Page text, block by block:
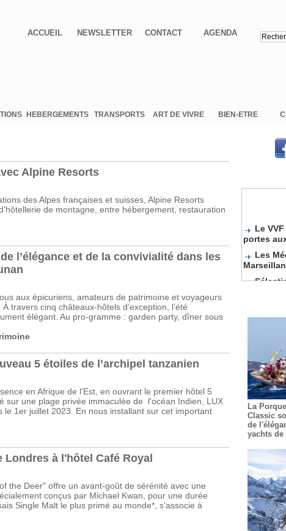
ACCUEIL NEWSLETTER CONTACT AGENDA
HEBERGEMENTS TRANSPORTS ART DE VIVRE BIEN-ETRE
Alpine Resorts
des Alpes françaises et suisses, Alpine Resorts
de montagne, entre hébergement, restauration
l’élégance et de la convivialité dans les
aux épicuriens, amateurs de patrimoine et voyageurs
travers cinq châteaux-hôtels d’exception, l’été
élégant. Au pro-gramme : garden party, dîner sous
5 étoiles de l’archipel tanzanien
en Afrique de l'Est, en ouvrant le premier hôtel 5
sur une plage privée immaculée de l'océan Indien, LUX
1er juillet 2023. En nous installant sur cet important
à l'hôtel Café Royal
the Deer" offre un avant-goût de sérénité avec une
conçus par Michael Kwan, pour une durée
Single Malt le plus primé au monde*, s’associe à
portes
De
Les
La
Guide
La
Classic
de
yachts